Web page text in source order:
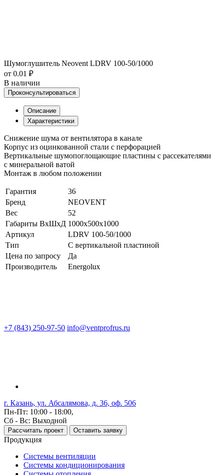
Шумоглушитель Neovent LDRV 100-50/1000
от 0.01 ₽
В наличии
Проконсультироваться
Описание
Характеристики
Снижение шума от вентилятора в канале
Корпус из оцинкованной стали с перфорацией
Вертикальные шумопоглощающие пластины с рассекателями
с минеральной ватой
Монтаж в любом положении
Гарантия
36
Бренд
NEOVENT
Вес
52
Габариты ВхШхД 1000x500x1000
Артикул
LDRV 100-50/1000
Тип
С вертикальной пластиной
Цена по запросу
Да
Производитель
Energolux
+7 (843) 250-97-50 info@ventprofrus.ru
г. Казань, ул. Абсалямова, д. 36, оф. 506
Пн-Пт: 10:00 - 18:00,
Сб - Вс: Выходной
Рассчитать проект Оставить заявку
Продукция
Системы вентиляции
Системы кондиционирования